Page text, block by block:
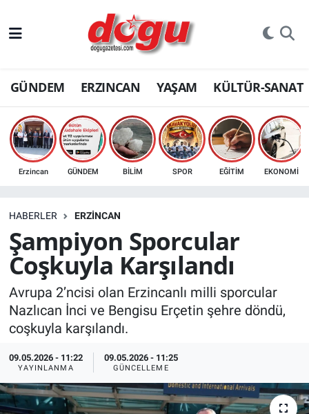
GÜNDEM ERZINCAN YAŞAM KÜLTÜR-SANAT
Erzincan GÜNDEM BİLİM SPOR EĞİTİM EKONOMİ
HABERLER ERZINCAN
Şampiyon Sporcular
Coşkuyla Karşılandı
Avrupa 2’ncisi olan Erzincanlı milli sporcular
Nazlıcan İnci ve Bengisu Erçetin şehre döndü,
coşkuyla karşılandı.
09.05.2026 - 11:22
YAYINLANMA
09.05.2026 - 11:25
GÜNCELLEME
ERZINCAN
GÜNDEM
ERZİNCAN FOTOĞRAFLARI
SAĞLIK
EKONOMİ
Bilim, teknoloji
GENEL
KÜLTÜR-SANAT
Yerel Haber
Politika